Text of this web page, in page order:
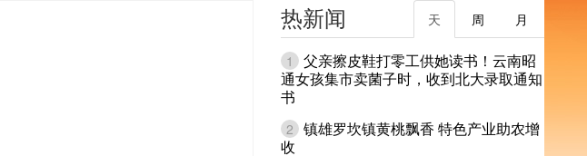
热新闻 月
周
天
1
父亲擦皮鞋打零工供她读书！云南昭
通女孩集市卖菌子时，收到北大录取通知
书
2 镇雄罗坎镇黄桃飘香 特色产业助农增
收